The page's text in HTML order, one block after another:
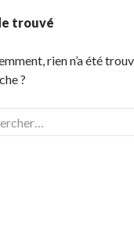
trouvé
rien n’a été
?
: